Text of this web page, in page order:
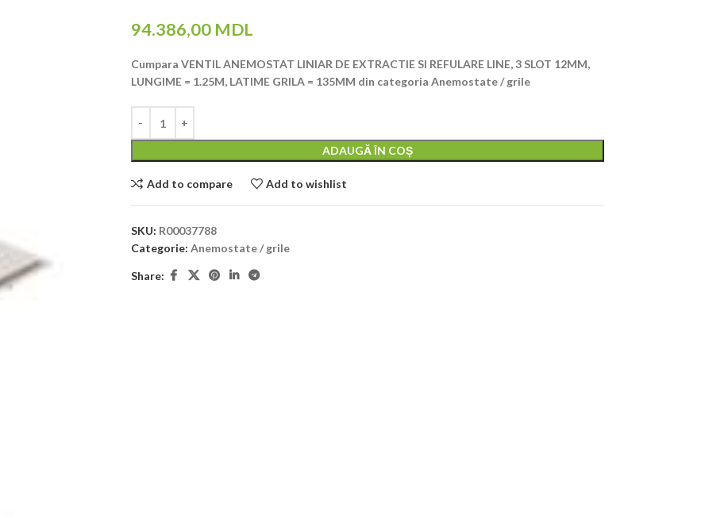
94.386,00 MDL
Cumpara VENTIL ANEMOSTAT LINIAR DE EXTRACTIE SI REFULARE LINE, 3 SLOT 12MM,
LUNGIME = 1.25M, LATIME GRILA = 135MM din categoria Anemostate / grile
ADAUGĂ ÎN COȘ
Add to compare Add to wishlist
SKU: R00037788
Categorie: Anemostate / grile
Share: